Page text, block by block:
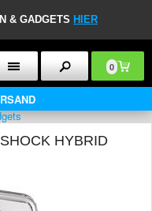
& GADGETS HIER
0
HYBRID